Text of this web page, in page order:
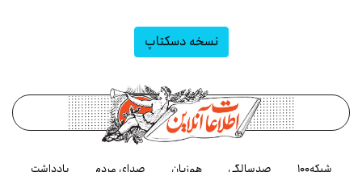
نسخه دسکتاپ